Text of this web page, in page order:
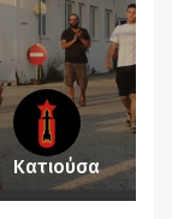
Κατιούσα